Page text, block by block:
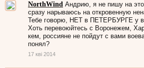
NorthWind Андрию, я не пишу на
сразу нарываюсь на откровенную
Тебе говорю, НЕТ в ПЕТЕРБУРГЕ у
Хоть перевоюйтесь с Воронежем,
кем, россияне не пойдут с вами
понял?
17 кві 2014